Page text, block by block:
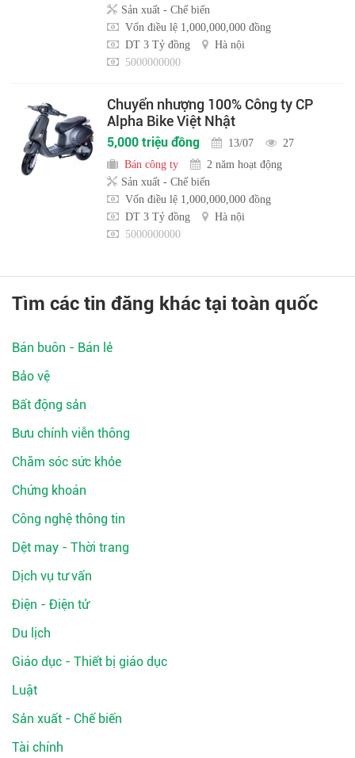
Sản xuất - Chế biến
Vốn điều lệ 1,000,000,000 đồng
DT 3 Tỷ đồng
Hà nội
5000000000
Chuyển nhượng 100% Công ty CP
Alpha Bike Việt Nhật
5,000 triệu đồng 13/07
27
Bán công ty
2 năm hoạt động
Sản xuất - Chế biến
Vốn điều lệ 1,000,000,000 đồng
DT 3 Tỷ đồng
Hà nội
5000000000
Tìm các tin đăng khác tại toàn quốc
Bán buôn - Bán lẻ
Bảo vệ
Bất động sản
Bưu chính viễn thông
Chăm sóc sức khỏe
Chứng khoán
Công nghệ thông tin
Dệt may - Thời trang
Dịch vụ tư vấn
Điện - Điện tử
Du lịch
Giáo dục - Thiết bị giáo dục
Luật
Sản xuất - Chế biến
Tài chính